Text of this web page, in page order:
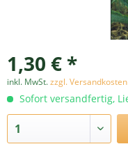
1,30 € *
inkl. MwSt.zzgl. Versandkosten
Sofort versandfertig,